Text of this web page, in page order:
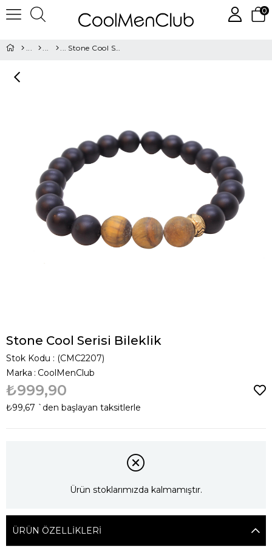
0
Stone Cool Serisi Bileklik
Stone Cool Serisi Bileklik
Stok Kodu
(CMC2207)
Marka : CoolMenClub
₺999,90
₺99,67 `den başlayan taksitlerle
Ürün stoklarımızda kalmamıştır.
ÜRÜN ÖZELLIKLERI